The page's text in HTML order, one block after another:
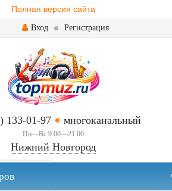
Полная версия сайта
Вход Регистрация
133-01-97 многоканальный
Пн—Вс 9:00—21:00
Нижний Новгород
город?